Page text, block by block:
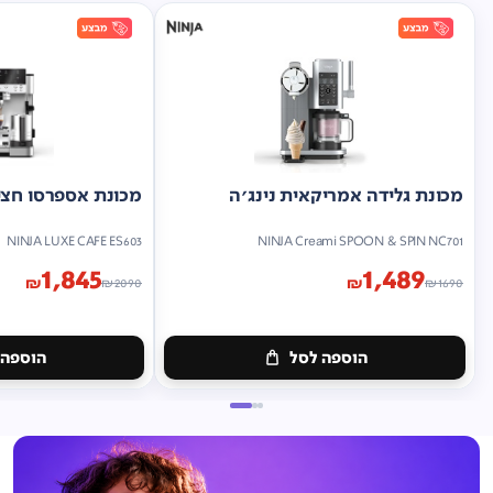
מכונת גלידה אמריקאית נינג'ה
NINJA Creami SPOON & SPIN NC701
₪1690
₪1,489
הוספה לסל
מכונת אספרסו
NINJA LUXE CAFE ES603
₪2090
₪1,845